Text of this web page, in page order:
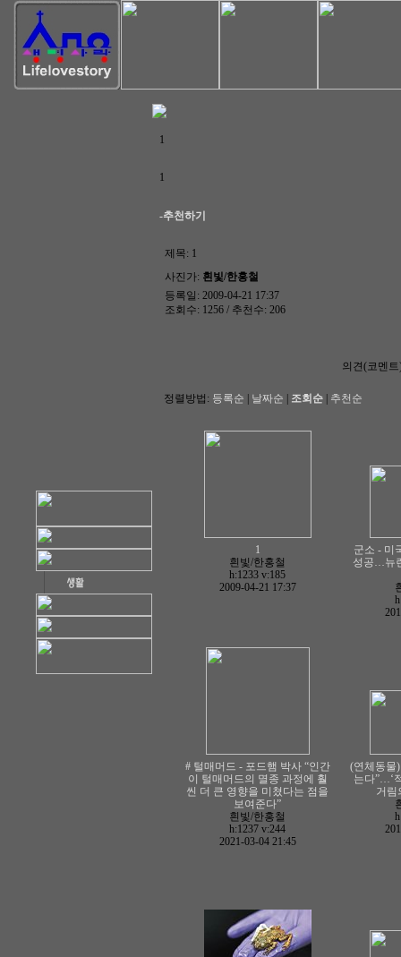
1
1
-추천하기
제목: 1
사진가: 흰빛/한홍철
등록일: 2009-04-21 17:37
조회수: 1256 / 추천수: 206
의견(코멘
정렬방법: 등록순 날짜순 조회순 추천순
1
흰빛/한홍철
h:1233 v:185
2009-04-21 17:37
군소 - 미
성공…뉴
# 털매머드 - 포드햄 박사 “인간
이 털매머드의 멸종 과정에 훨
씬 더 큰 영향을 미쳤다는 점을
보여준다”
흰빛/한홍철
h:1237 v:244
2021-03-04 21:45
(연체동물
는다”…‘
거림